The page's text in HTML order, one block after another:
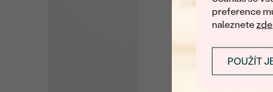
preference
naleznetezde
POUŽÍT